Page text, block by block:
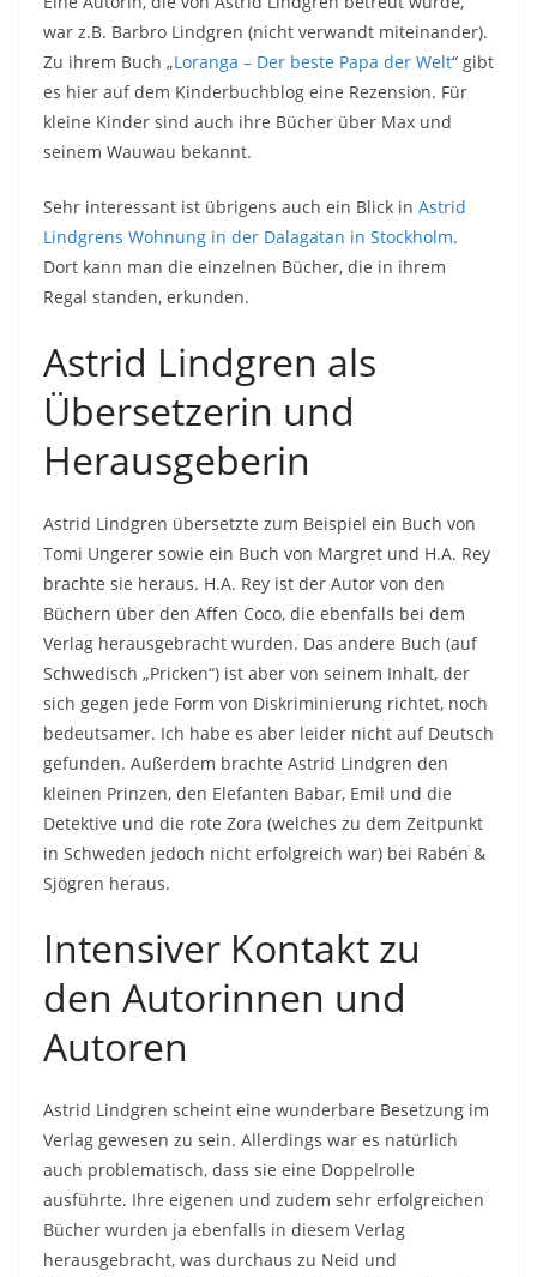
war z.B. Barbro Lindgren (nicht verwandt miteinander).
Zu ihrem Buch „Loranga – Der beste Papa der Welt“ gibt
es hier auf dem Kinderbuchblog eine Rezension. Für
kleine Kinder sind auch ihre Bücher über Max und
seinem Wauwau bekannt.
Sehr interessant ist übrigens auch ein Blick in Astrid
Lindgrens Wohnung in der Dalagatan in Stockholm.
Dort kann man die einzelnen Bücher, die in ihrem
Regal standen, erkunden.
Astrid Lindgren als
Übersetzerin und
Herausgeberin
Astrid Lindgren übersetzte zum Beispiel ein Buch von
Tomi Ungerer sowie ein Buch von Margret und H.A. Rey
brachte sie heraus. H.A. Rey ist der Autor von den
Büchern über den Affen Coco, die ebenfalls bei dem
Verlag herausgebracht wurden. Das andere Buch (auf
Schwedisch „Pricken“) ist aber von seinem Inhalt, der
sich gegen jede Form von Diskriminierung richtet, noch
bedeutsamer. Ich habe es aber leider nicht auf Deutsch
gefunden. Außerdem brachte Astrid Lindgren den
kleinen Prinzen, den Elefanten Babar, Emil und die
Detektive und die rote Zora (welches zu dem Zeitpunkt
in Schweden jedoch nicht erfolgreich war) bei Rabén &
Sjögren heraus.
Intensiver Kontakt zu
den Autorinnen und
Autoren
Astrid Lindgren scheint eine wunderbare Besetzung im
Verlag gewesen zu sein. Allerdings war es natürlich
auch problematisch, dass sie eine Doppelrolle
ausführte. Ihre eigenen und zudem sehr erfolgreichen
Bücher wurden ja ebenfalls in diesem Verlag
herausgebracht, was durchaus zu Neid und